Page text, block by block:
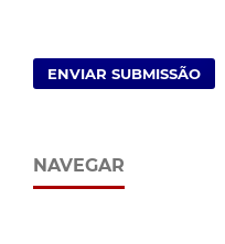
ENVIAR SUBMISSÃO
NAVEGAR